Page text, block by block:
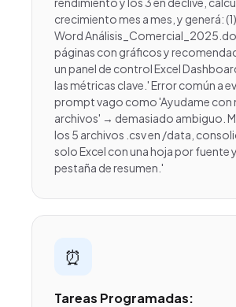
crecimiento mes a mes, y generá:
Word
páginas con gráficos y
un panel de control Excel
las métricas clave.' Error común a
prompt vago como 'Ayudame con
archivos' → demasiado ambiguo.
los 5 archivos .csv en /data,
solo Excel con una hoja por fuente
pestaña de resumen.'
⏰
Tareas Programadas: